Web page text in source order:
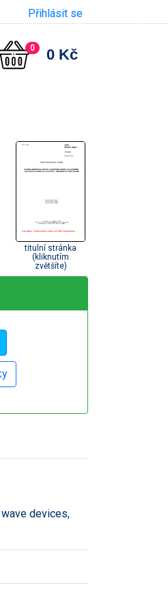
Přihlásit se
0 0 Kč
titulní stránka
(kliknutím
zvětšíte)
devices,